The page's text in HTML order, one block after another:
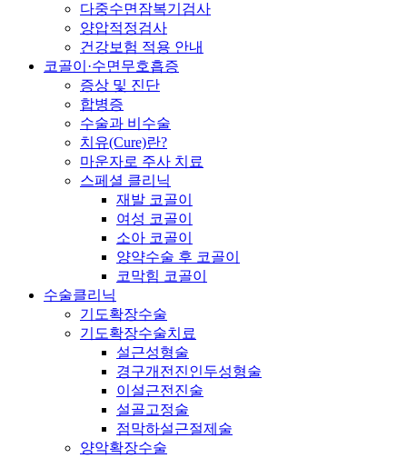
다중수면잠복기검사
양압적정검사
건강보험 적용 안내
코골이·수면무호흡증
증상 및 진단
합병증
수술과 비수술
치유(Cure)란?
마운자로 주사 치료
스페셜 클리닉
재발 코골이
여성 코골이
소아 코골이
양약수술 후 코골이
코막힘 코골이
수술클리닉
기도확장수술
기도확장수술치료
설근성형술
경구개전진인두성형술
이설근전진술
설골고정술
점막하설근절제술
양악확장수술